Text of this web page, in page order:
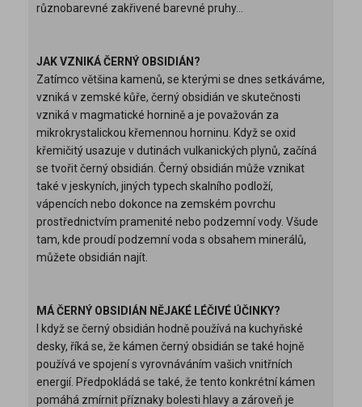
různobarevné zakřivené barevné pruhy...
JAK VZNIKÁ ČERNÝ OBSIDIÁN?
Zatímco většina kamenů, se kterými se dnes setkáváme,
vzniká v zemské kůře, černý obsidián ve skutečnosti
vzniká v magmatické hornině a je považován za
mikrokrystalickou křemennou horninu. Když se oxid
křemičitý usazuje v dutinách vulkanických plynů, začíná
se tvořit černý obsidián. Černý obsidián může vznikat
také v jeskyních, jiných typech skalního podloží,
vápencích nebo dokonce na zemském povrchu
prostřednictvím pramenité nebo podzemní vody. Všude
tam, kde proudí podzemní voda s obsahem minerálů,
můžete obsidián najít.
MÁ ČERNÝ OBSIDIÁN NĚJAKÉ LÉČIVÉ ÚČINKY?
I když se černý obsidián hodně používá na kuchyňské
desky, říká se, že kámen černý obsidián se také hojně
používá ve spojení s vyrovnáváním vašich vnitřních
energií. Předpokládá se také, že tento konkrétní kámen
pomáhá zmírnit příznaky bolesti hlavy a zároveň je